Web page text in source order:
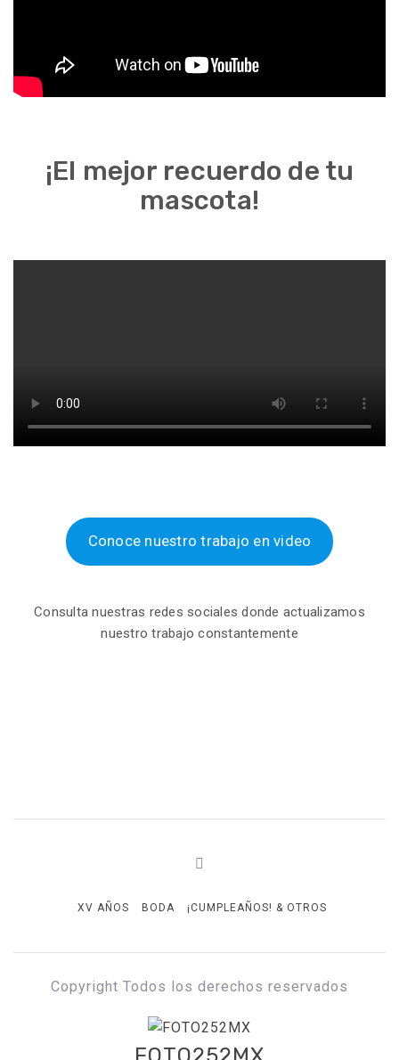
¡El mejor recuerdo de tu
mascota!
Conoce nuestro trabajo en video
Consulta nuestras redes sociales donde actualizamos
nuestro trabajo constantemente
XV AÑOS BODA ¡CUMPLEAÑOS! & OTROS
Copyright Todos los derechos reservados